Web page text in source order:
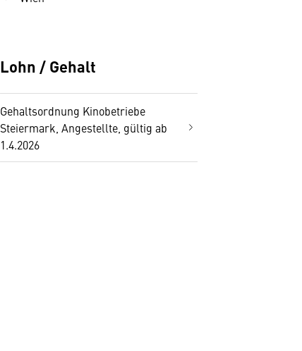
Lohn / Gehalt
Gehaltsordnung Kinobetriebe
Steiermark, Angestellte, gültig ab
1.4.2026